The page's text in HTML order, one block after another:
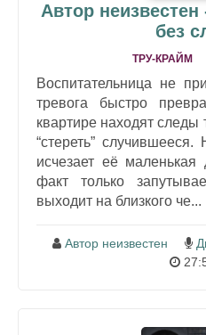
Автор
без
ТРУ-КРАЙМ
Воспитательница не
тревога быстро
квартире находят следы
“стереть”
исчезает её
факт только
выходит на близкого че...
Автор неизвестен